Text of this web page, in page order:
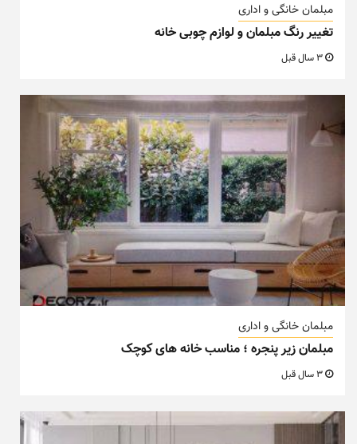
مبلمان خانگی و اداری
تغییر رنگ مبلمان و لوازم چوبی خانه
مبلمان خانگی و اداری
مبلمان زیر پنجره ؛ مناسب خانه های کوچک